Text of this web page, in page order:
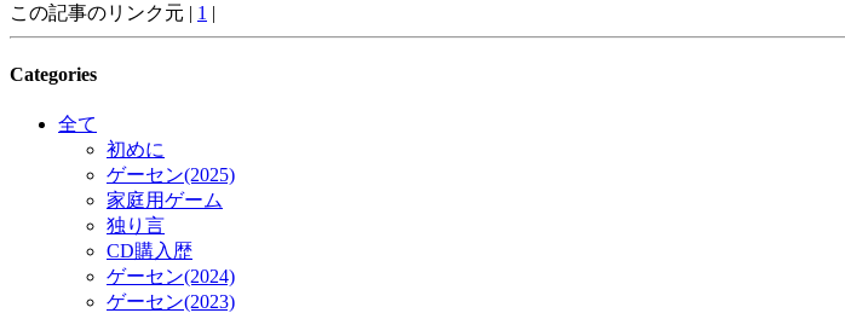
この記事のリンク元 | 1 |
Categories
全て
初めに
ゲーセン(2025)
家庭用ゲーム
独り言
CD購入歴
ゲーセン(2024)
ゲーセン(2023)